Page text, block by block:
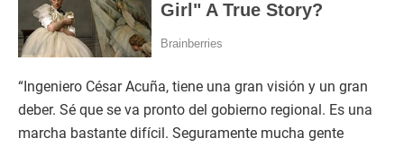
“Ingeniero César Acuña, tiene una gran visión y un gran
deber. Sé que se va pronto del gobierno regional. Es una
marcha bastante difícil. Seguramente mucha gente